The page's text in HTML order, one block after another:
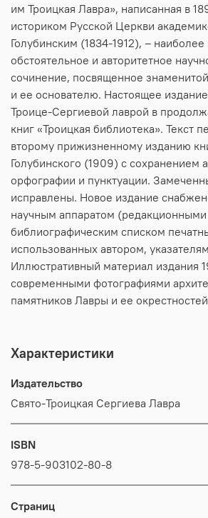
им Троицкая Лавра», написанная в
историком Русской Церкви
Голубинским (1834-1912), –
обстоятельное и авторитетное
сочинение, посвященное
и ее основателю. Настоящее
Троице-Сергиевой лаврой в
книг «Троицкая библиотека». Текст
второму прижизненному изданию
Голубинского (1909) с сохранением
орфографии и пунктуации.
исправлены. Новое издание
научным аппаратом
библиографическим списком
использованных автором,
Иллюстративный материал издания
современными фотографиями
памятников Лавры и ее
Характеристики
Издательство
Свято-Троицкая Сергиева Лавра
ISBN
978-5-903102-80-8
Страниц